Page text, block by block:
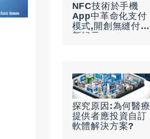
NFC技術於手機
App中革命化支付
模式,開創無縫付款
新紀元
探究原因:為何醫療
提供者應投資自訂
軟體解決方案?